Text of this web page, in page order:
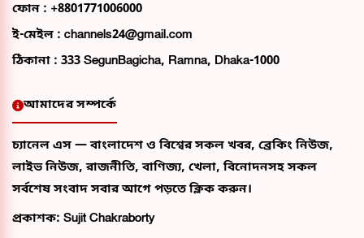
ফোন : +8801771006000
ই-মেইল : channels24@gmail.com
ঠিকানা : 333 SegunBagicha, Ramna, Dhaka-1000
আমাদের সম্পর্কে
চ্যানেল এস — বাংলাদেশ ও বিশ্বের সকল খবর, ব্রেকিং নিউজ,
লাইভ নিউজ, রাজনীতি, বাণিজ্য, খেলা, বিনোদনসহ সকল
সর্বশেষ সংবাদ সবার আগে পড়তে ক্লিক করুন।
প্রকাশক: Sujit Chakraborty